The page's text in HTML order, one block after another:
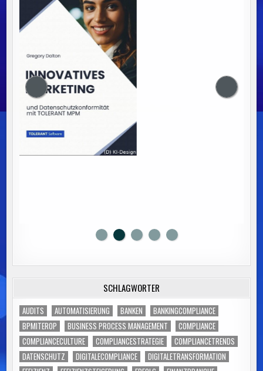
SCHLAGWÖRTER
AUDITS AUTOMATISIERUNG BANKEN
BANKINGCOMPLIANCE
BPMITEROP
BUSINESS PROCESS MANAGEMENT
COMPLIANCE
COMPLIANCECULTURE
COMPLIANCESTRATEGIE
COMPLIANCETRENDS
DATENSCHUTZ
DIGITALECOMPLIANCE
DIGITALETRANSFORMATION